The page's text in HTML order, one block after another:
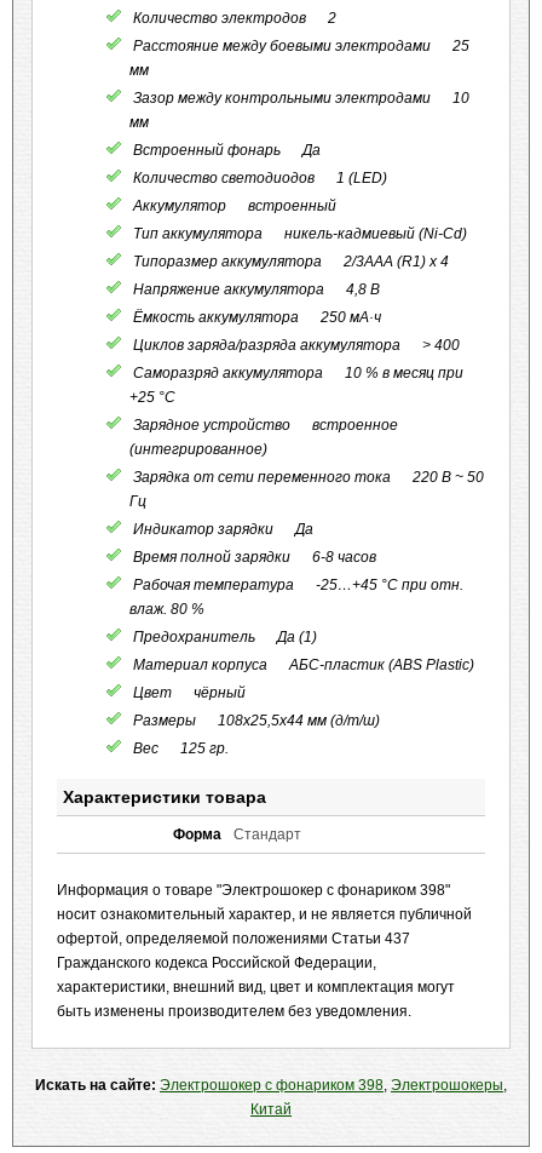
Количество электродов 2
Расстояние между боевыми электродами 25
мм
Зазор между контрольными электродами 10
мм
Встроенный фонарь Да
Количество светодиодов 1 (LED)
Аккумулятор встроенный
Тип аккумулятора никель-кадмиевый (Ni-Cd)
Типоразмер аккумулятора 2/3AAA (R1) x 4
Напряжение аккумулятора 4,8 В
Ёмкость аккумулятора 250 мА·ч
Циклов заряда/разряда аккумулятора > 400
Саморазряд аккумулятора 10 % в месяц при
+25 °С
Зарядное устройство встроенное
(интегрированное)
Зарядка от сети переменного тока 220 В ~ 50
Гц
Индикатор зарядки Да
Время полной зарядки 6-8 часов
Рабочая температура -25…+45 °C при отн.
влаж. 80 %
Предохранитель Да (1)
Материал корпуса АБС-пластик (ABS Plastic)
Цвет чёрный
Размеры 108x25,5x44 мм (д/т/ш)
Вес 125 гр.
Характеристики товара
Форма Стандарт
Информация о товаре "Электрошокер с фонариком 398"
носит ознакомительный характер, и не является публичной
офертой, определяемой положениями Статьи 437
Гражданского кодекса Российской Федерации,
характеристики, внешний вид, цвет и комплектация могут
быть изменены производителем без уведомления.
Искать на сайте: Электрошокер с фонариком 398, Электрошокеры,
Китай